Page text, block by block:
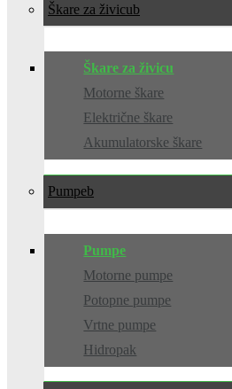
Škare za živicu
Škare za živicu
Motorne škare
Električne škare
Akumulatorske škare
Pumpe
Pumpe
Motorne pumpe
Potopne pumpe
Vrtne pumpe
Hidropak